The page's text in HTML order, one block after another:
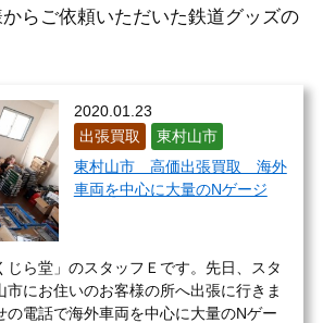
らご依頼いただいた鉄道グッズの
2020.01.23
出張買取
東村山市
東村山市 高価出張買取 海外
車両を中心に大量のNゲージ
じら堂」のスタッフＥです。先日、スタ
市にお住いのお客様の所へ出張に行きま
の電話で海外車両を中心に大量のNゲー